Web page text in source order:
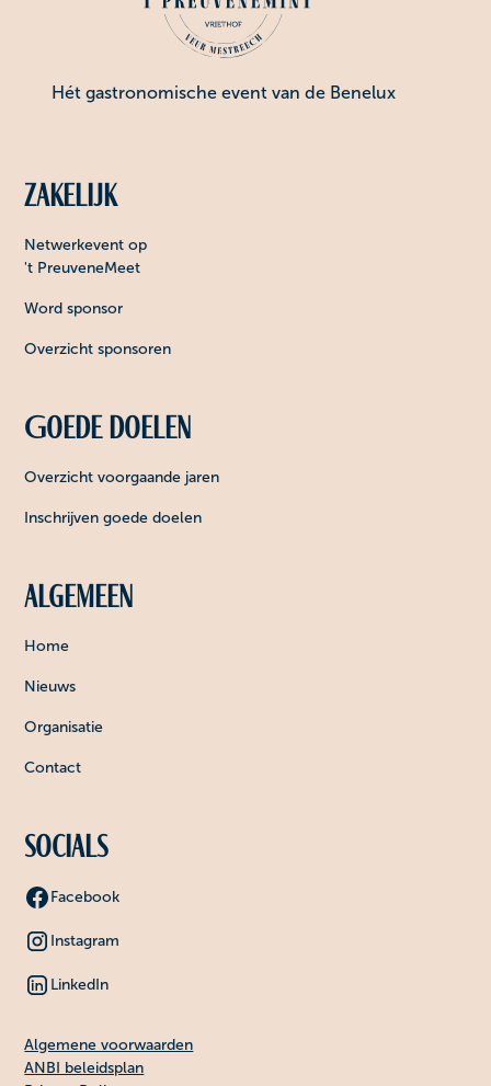
Hét gastronomische event van de Benelux
Zakelijk
Netwerkevent op
't PreuveneMeet
Word sponsor
Overzicht sponsoren
Goede doelen
Overzicht voorgaande jaren
Inschrijven goede doelen
Algemeen
Home
Nieuws
Organisatie
Contact
Socials
Facebook
Instagram
LinkedIn
Algemene voorwaarden
ANBI beleidsplan